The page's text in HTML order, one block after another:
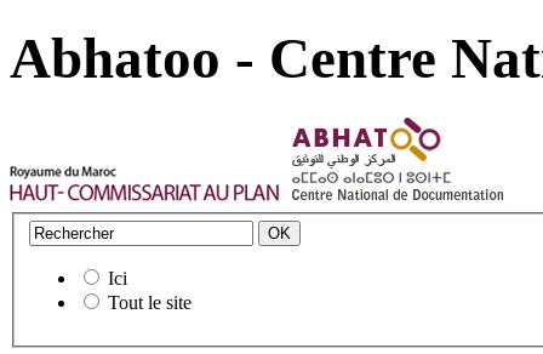
Abhatoo - Centre
Ici
Tout le site